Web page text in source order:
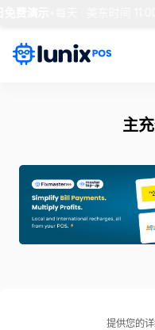
主
提供您的